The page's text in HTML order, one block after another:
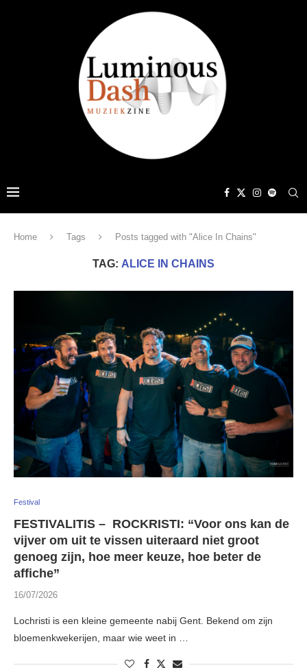
Home Tags Posts tagged with "Alice In Chains"
TAG: ALICE IN CHAINS
Festival
FESTIVALITIS – ROCKRISTI: “Voor ons kan de
vijver om uit te vissen uiteraard niet groot
genoeg zijn, hoe meer keuze, hoe beter de
affiche”
16/07/2026
Lochristi is een kleine gemeente nabij Gent. Bekend om zijn
bloemenkwekerijen, maar wie weet in …